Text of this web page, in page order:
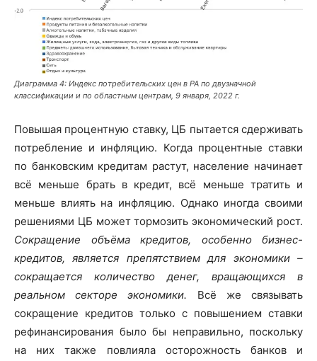
Диаграмма 4: Индекс потребительских цен в РА по двузначной
классификации и по областным центрам, 9 января, 2022 г.
Повышая процентную ставку, ЦБ пытается сдерживать
потребление и инфляцию. Когда процентные ставки
по банковским кредитам растут, население начинает
всё меньше брать в кредит, всё меньше тратить и
меньше влиять на инфляцию. Однако иногда своими
решениями ЦБ может тормозить экономический рост.
Сокращение объёма кредитов, особенно бизнес-
кредитов, является препятствием для экономики –
сокращается количество денег, вращающихся в
реальном секторе экономики. Всё же связывать
сокращение кредитов только с повышением ставки
рефинансирования было бы неправильно, поскольку
на них также повлияла осторожность банков и